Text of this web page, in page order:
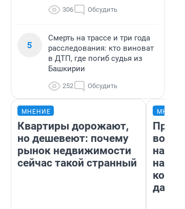
306 Обсудить
5
Смерть на трассе и три года
расследования: кто виноват
в ДТП, где погиб судья из
Башкирии
252 Обсудить
МНЕНИЕ
Квартиры дорожают,
но дешевеют: почему
рынок недвижимости
сейчас такой странный
нам
даже